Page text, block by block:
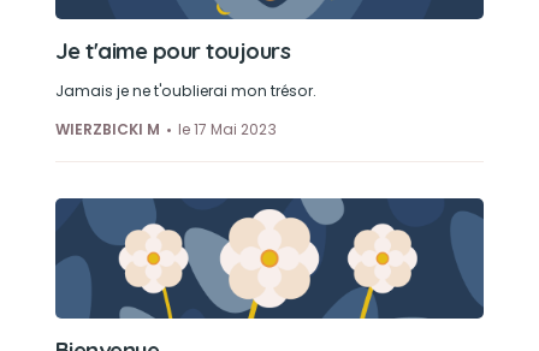
Je t'aime pour toujours
Jamais je ne t'oublierai mon trésor.
WIERZBICKI M
le 17 Mai 2023